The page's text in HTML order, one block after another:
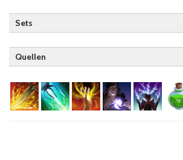
Sets
Quellen
Hüter
Nachtklinge